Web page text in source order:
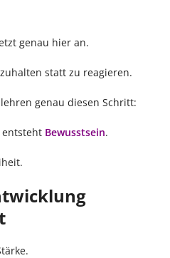
genau hier an.
statt zu reagieren.
genau diesen Schritt:
entsteht Bewusstsein.